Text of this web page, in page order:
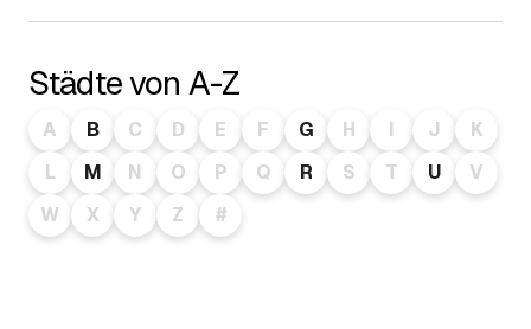
Städte von A-Z
A B C D E F G H I J
K
L
M N O P Q R S T U
V
W
X Y Z #